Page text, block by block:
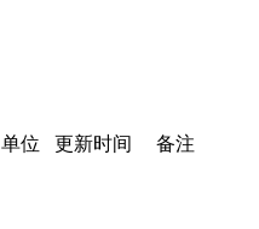
单位 更新时间
备注